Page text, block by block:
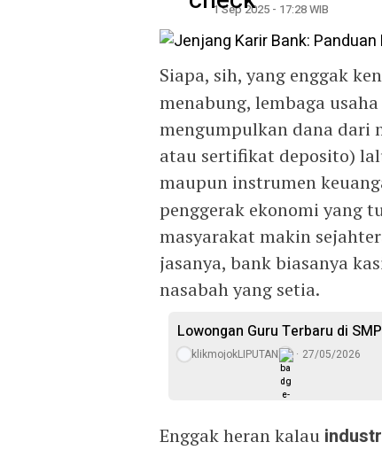
1 Sep 2025 - 17:28 WIB
Siapa, sih, yang enggak
menabung, lembaga
mengumpulkan dana dari
atau sertifikat deposito)
maupun instrumen
penggerak ekonomi yang
masyarakat makin
jasanya, bank biasanya
nasabah yang setia.
Lowongan Guru Terbaru di
klikmojokLIPUTAN 27/05/2026
Enggak heran kalau